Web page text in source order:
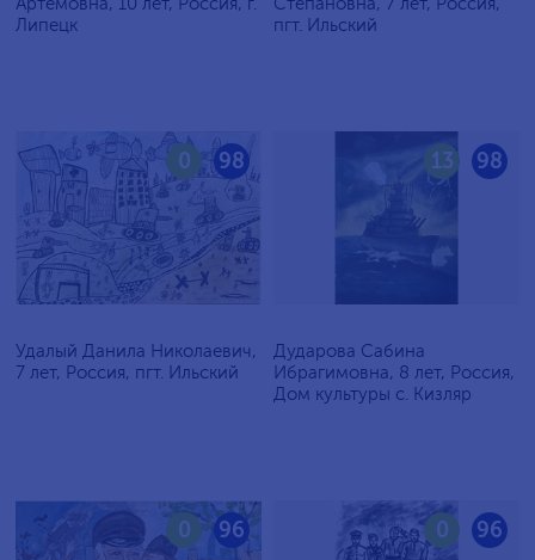
Липецк
пгт. Ильский
98
0
Удалый Данила Николаевич,
7 лет, Россия, пгт. Ильский
98
13
Дударова Сабина
Ибрагимовна, 8 лет, Россия,
Дом культуры с. Кизляр
96
0 96
0